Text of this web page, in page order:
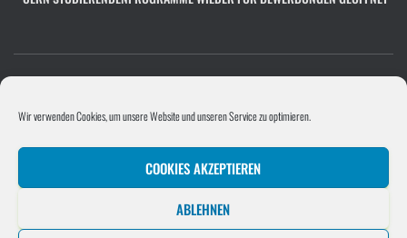
Wir verwenden Cookies, um unsere Website und unseren Service zu optimieren.
COOKIES AKZEPTIEREN
ABLEHNEN
UNTERNEHMEN